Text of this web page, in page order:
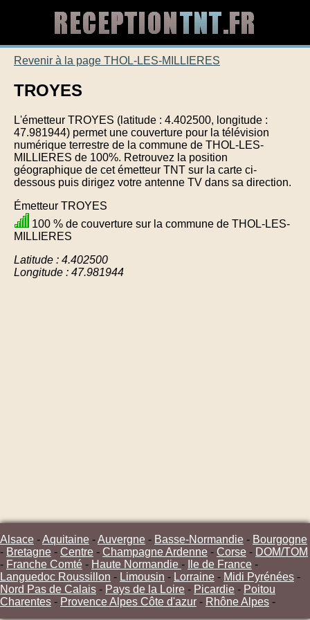
Revenir à la page THOL-LES-MILLIERES
TROYES
L'émetteur TROYES (latitude : 4.402500, longitude :
47.981944) permet une couverture pour la télévision
numérique terrestre de la commune de THOL-LES-
MILLIERES de 100%. Retrouvez la position
géographique de cet émetteur TNT sur la carte ci-
dessous puis dirigez votre antenne TV dans sa direction.
Émetteur TROYES
100 % de couverture sur la commune de THOL-LES-
MILLIERES
Latitude : 4.402500
Longitude : 47.981944
Alsace -Aquitaine -Auvergne - Basse-Normandie - Bourgogne
- Bretagne - Centre - Champagne Ardenne - Corse - DOM/TOM
- Franche Comté - Haute Normandie - Ile de France -
Languedoc Roussillon - Limousin - Lorraine - Midi Pyrénées -
Nord Pas de Calais - Pays de la Loire - Picardie - Poitou
Charentes - Provence Alpes Côte d'azur - Rhône Alpes -